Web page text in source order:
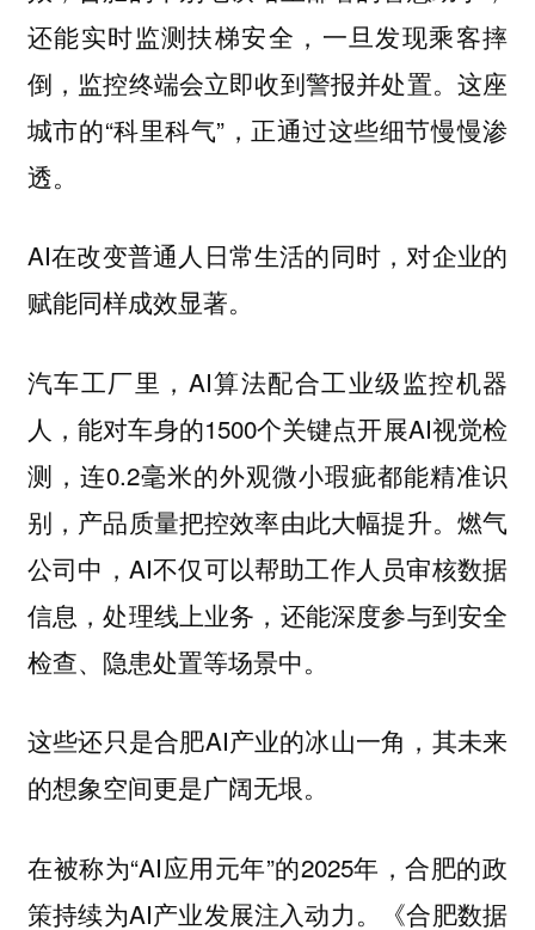
还能实时监测扶梯安全，一旦发现乘客摔
倒，监控终端会立即收到警报并处置。这座
城市的“科里科气”，正通过这些细节慢慢渗
透。
AI在改变普通人日常生活的同时，对企业的
赋能同样成效显著。
汽车工厂里，AI算法配合工业级监控机器
人，能对车身的1500个关键点开展AI视觉检
测，连0.2毫米的外观微小瑕疵都能精准识
别，产品质量把控效率由此大幅提升。燃气
公司中，AI不仅可以帮助工作人员审核数据
信息，处理线上业务，还能深度参与到安全
检查、隐患处置等场景中。
这些还只是合肥AI产业的冰山一角，其未来
的想象空间更是广阔无垠。
在被称为“AI应用元年”的2025年，合肥的政
策持续为AI产业发展注入动力。《合肥数据